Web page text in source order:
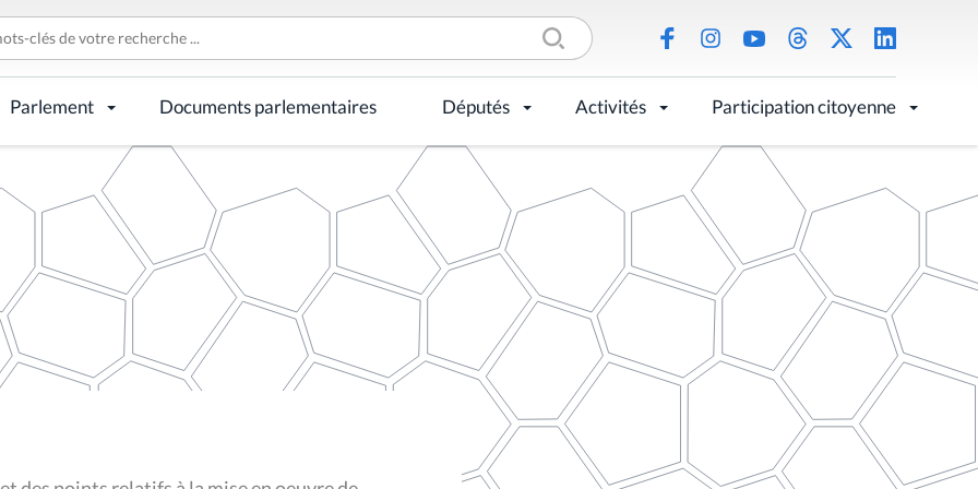
Parlement Documents parlementaires Députés Activités Participation citoyenne